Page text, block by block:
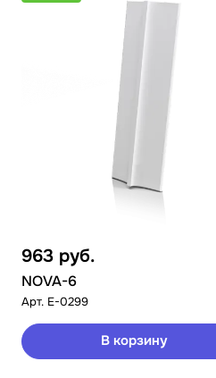
963 руб.
NOVA-6
Арт. E-0299
В корзину